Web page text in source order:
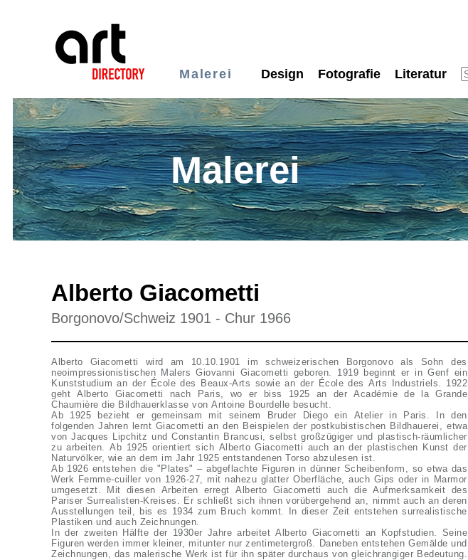
Malerei Design Fotografie Literatur
Malerei
Alberto Giacometti
Borgonovo/Schweiz 1901 - Chur 1966
Alberto Giacometti wird am 10.10.1901 im schweizerischen Borgonovo als Sohn des
neoimpressionistischen Malers Giovanni Giacometti geboren. 1919 beginnt er in Genf ein
Kunststudium an der École des Beaux-Arts sowie an der École des Arts Industriels. 1922
geht Alberto Giacometti nach Paris, wo er biss 1925 an der Académie de la Grande
Chaumière die Bildhauerklasse von Antoine Bourdelle besucht.
Ab 1925 bezieht er gemeinsam mit seinem Bruder Diego ein Atelier in Paris. In den
folgenden Jahren lernt Giacometti an den Beispielen der postkubistischen Bildhauerei, etwa
von Jacques Lipchitz und Constantin Brancusi, selbst großzügiger und plastisch-räumlicher
zu arbeiten. Ab 1925 orientiert sich Alberto Giacometti auch an der plastischen Kunst der
Naturvölker, wie an dem im Jahr 1925 entstandenen Torso abzulesen ist.
Ab 1926 entstehen die "Plates" – abgeflachte Figuren in dünner Scheibenform, so etwa das
Werk Femme-cuiller von 1926-27, mit nahezu glatter Oberfläche, auch Gips oder in Marmor
umgesetzt. Mit diesen Arbeiten erregt Alberto Giacometti auch die Aufmerksamkeit des
Pariser Surrealisten-Kreises. Er schließt sich ihnen vorübergehend an, nimmt auch an deren
Ausstellungen teil, bis es 1934 zum Bruch kommt. In dieser Zeit entstehen surrealistische
Plastiken und auch Zeichnungen.
In der zweiten Hälfte der 1930er Jahre arbeitet Alberto Giacometti an Kopfstudien. Seine
Figuren werden immer kleiner, mitunter nur zentimetergroß. Daneben entstehen Gemälde und
Zeichnungen, das malerische Werk ist für ihn später durchaus von gleichrangiger Bedeutung.